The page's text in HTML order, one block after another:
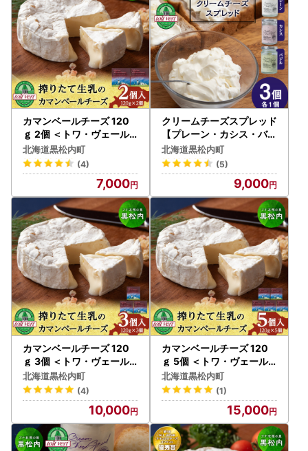
カマンベールチーズ 120
ｇ 2個 ＜トワ・ヴェール
＞
北海道黒松内町
(4)
7,000
クリームチーズスプレッド
【プレーン・カシス・バジ
ル】3個（各1）セット
北海道黒松内町
(5)
9,000
カマンベールチーズ 120
ｇ 3個 ＜トワ・ヴェール
＞
北海道黒松内町
(4)
10,000
カマンベールチーズ 120
ｇ 5個 ＜トワ・ヴェール
＞
北海道黒松内町
(1)
15,000